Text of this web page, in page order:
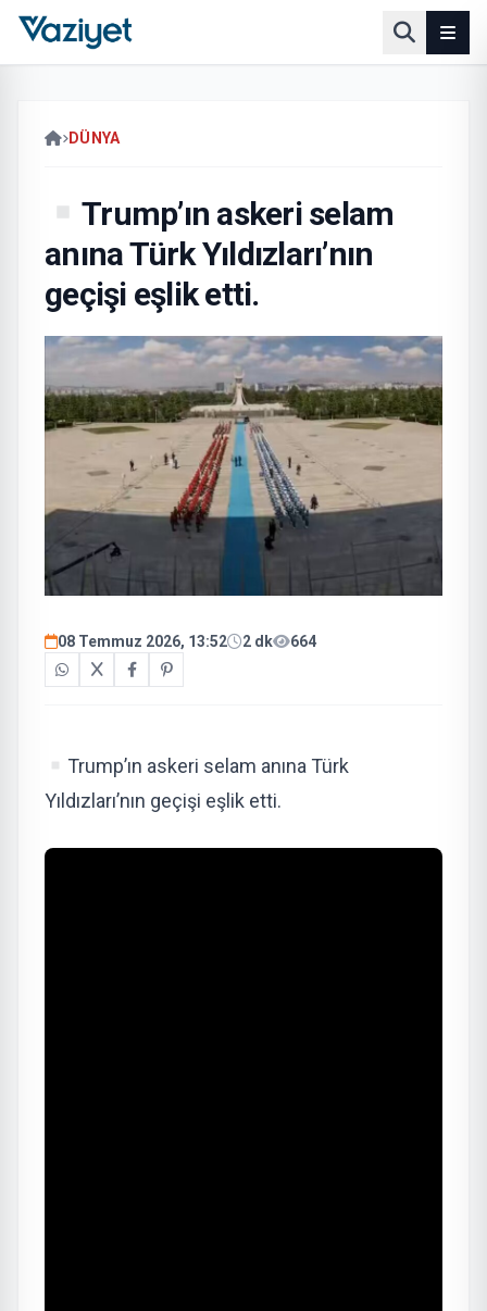
DÜNYA
Trump’ın askeri selam
anına Türk Yıldızları’nın
geçişi eşlik etti.
08 Temmuz 2026, 13:52 2 dk 664
Trump’ın askeri selam anına Türk
Yıldızları’nın geçişi eşlik etti.